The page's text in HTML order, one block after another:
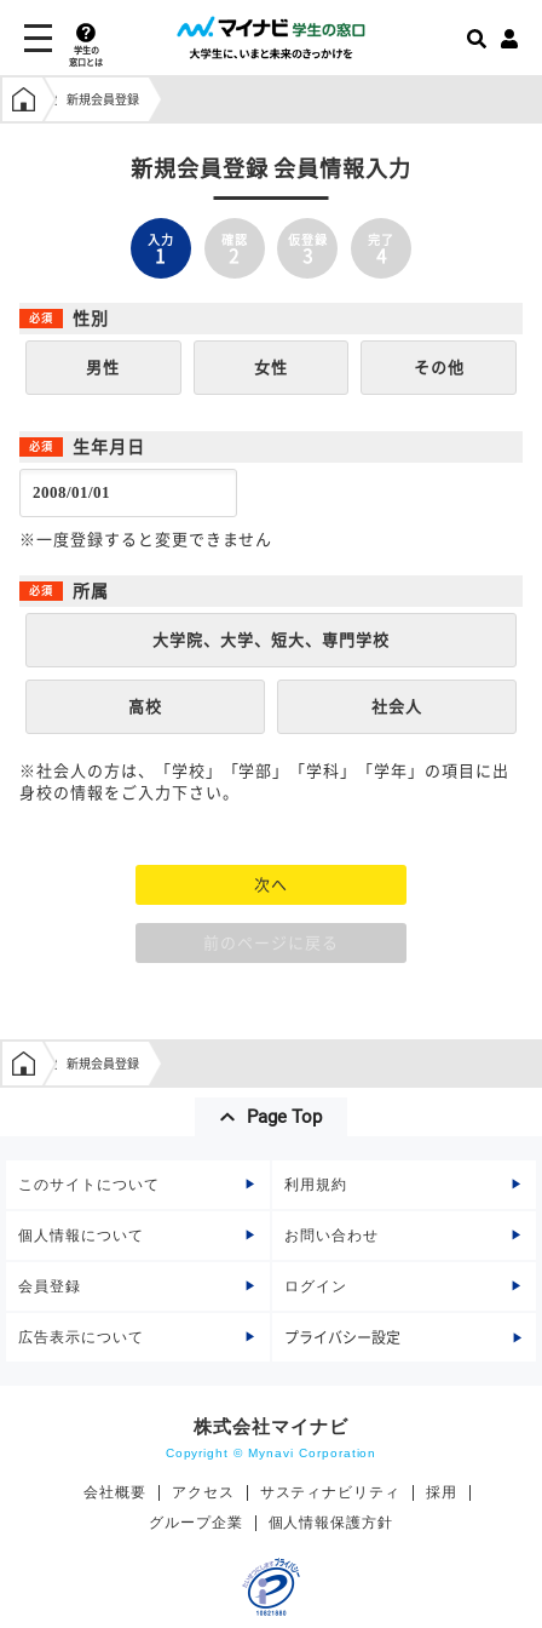
学生の
窓口とは
学生の窓口トップ
新規会員登録
新規会員登録 会員情報入力
入力
1
確認
2
仮登録
3
完了
4
性別
男性 女性 その他
生年月日
※一度登録すると変更できません
所属
大学院、大学、短大、専門学校
高校 社会人
※社会人の方は、「学校」「学部」「学科」「学年」の項目に出
身校の情報をご入力下さい。
次へ
前のページに戻る
学生の窓口トップ
新規会員登録
Page Top
このサイトについて 利用規約
個人情報について お問い合わせ
会員登録 ログイン
広告表示について プライバシー設定
株式会社マイナビ
Copyright © Mynavi Corporation
会社概要 アクセス サスティナビリティ
採用
グループ企業
個人情報保護方針